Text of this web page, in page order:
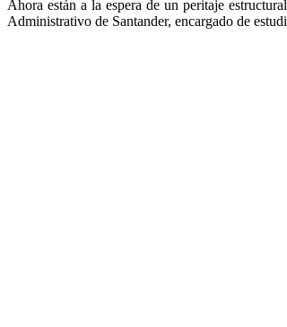
Ahora están a la espera de un peritaje
Administrativo de Santander, encargado de